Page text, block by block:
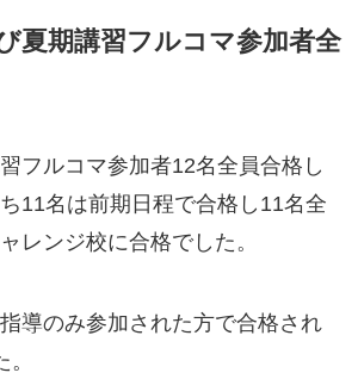
夏期講習フルコマ参加者全
フルコマ参加者12名全員合格し
11名は前期日程で合格し11名全
レンジ校に合格でした。
導のみ参加された方で合格され